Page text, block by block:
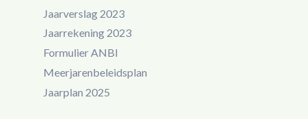
Jaarverslag 2023
Jaarrekening 2023
Formulier ANBI
Meerjarenbeleidsplan
Jaarplan 2025